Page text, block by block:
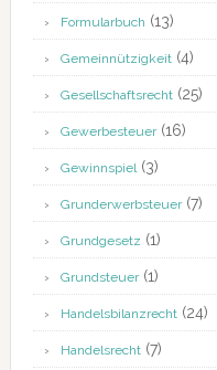
Formularbuch (13)
Gemeinnützigkeit(4)
Gesellschaftsrecht(25)
Gewerbesteuer(16)
Gewinnspiel(3)
Grunderwerbsteuer(7)
Grundgesetz (1)
Grundsteuer(1)
Handelsbilanzrecht(24)
Handelsrecht(7)